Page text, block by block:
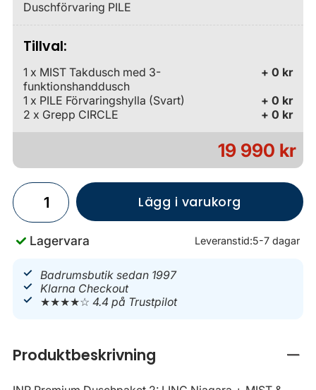
Duschförvaring PILE
Tillval:
1 x MIST Takdusch med 3-
funktionshanddusch
+ 0 kr
1 x PILE Förvaringshylla (Svart)
+ 0 kr
2 x Grepp CIRCLE
+ 0 kr
19 990 kr
Lägg i varukorg
Lagervara Leveranstid:5-7 dagar
Badrumsbutik sedan 1997
Klarna Checkout
★★★★☆4.4 på Trustpilot
Produktbeskrivning